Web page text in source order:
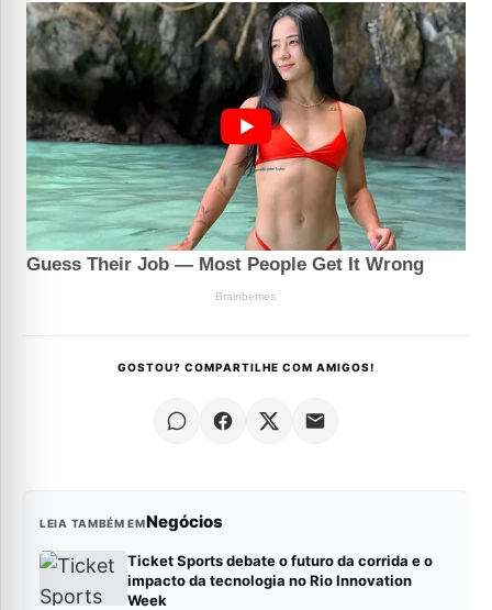
GOSTOU? COMPARTILHE COM AMIGOS!
LEIA TAMBÉM EMNegócios
Ticket Sports debate o futuro da corrida e o
impacto da tecnologia no Rio Innovation
Week